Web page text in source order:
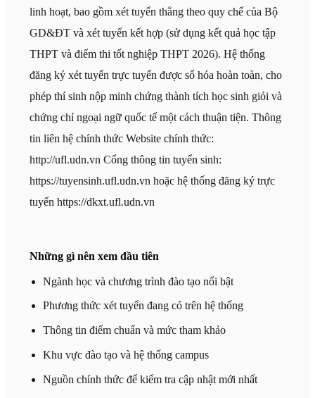
linh hoạt, bao gồm xét tuyển thẳng theo quy chế của Bộ
GD&ĐT và xét tuyển kết hợp (sử dụng kết quả học tập
THPT và điểm thi tốt nghiệp THPT 2026). Hệ thống
đăng ký xét tuyển trực tuyến được số hóa hoàn toàn, cho
phép thí sinh nộp minh chứng thành tích học sinh giỏi và
chứng chỉ ngoại ngữ quốc tế một cách thuận tiện. Thông
tin liên hệ chính thức Website chính thức:
http://ufl.udn.vn Cổng thông tin tuyển sinh:
https://tuyensinh.ufl.udn.vn hoặc hệ thống đăng ký trực
tuyến https://dkxt.ufl.udn.vn
Những gì nên xem đầu tiên
Ngành học và chương trình đào tạo nổi bật
Phương thức xét tuyển đang có trên hệ thống
Thông tin điểm chuẩn và mức tham khảo
Khu vực đào tạo và hệ thống campus
Nguồn chính thức để kiểm tra cập nhật mới nhất